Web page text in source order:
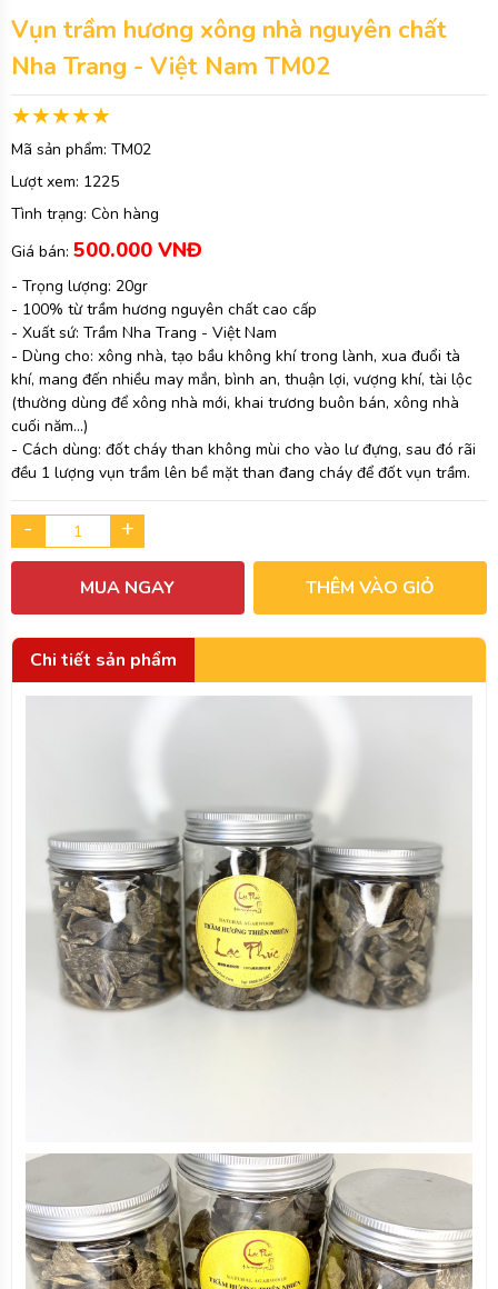
Vụn trầm hương xông nhà nguyên chất
Nha Trang - Việt Nam TM02
Mã sản phẩm: TM02
Lượt xem: 1225
Tình trạng: Còn hàng
Giá bán: 500.000 VNĐ
- Trọng lượng: 20gr
- 100% từ trầm hương nguyên chất cao cấp
- Xuất sứ: Trầm Nha Trang - Việt Nam
- Dùng cho: xông nhà, tạo bầu không khí trong lành, xua đuổi tà
khí, mang đến nhiều may mắn, bình an, thuận lợi, vượng khí, tài lộc
(thường dùng để xông nhà mới, khai trương buôn bán, xông nhà
cuối năm...)
- Cách dùng: đốt cháy than không mùi cho vào lư đựng, sau đó rãi
đều 1 lượng vụn trầm lên bề mặt than đang cháy để đốt vụn trầm.
- +
MUA NGAY THÊM VÀO GIỎ
Chi tiết sản phẩm